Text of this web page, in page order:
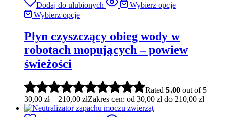
Dodaj do ulubionych
Wybierz opcje
Wybierz opcje
Płyn czyszczący obieg wody w
robotach mopujących – powiew
świeżości
Rated 5.00 out of 5
30,00 zł – 210,00 złZakres cen: od 30,00 zł do 210,00 zł